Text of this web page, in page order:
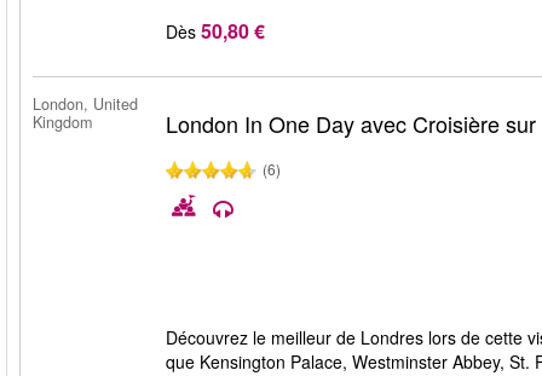
Dès 50,80 €
London, United
Kingdom
London In One Day avec Croisière
(6)
Découvrez le meilleur de Londres lors de cette
que Kensington Palace, Westminster Abbey, St.